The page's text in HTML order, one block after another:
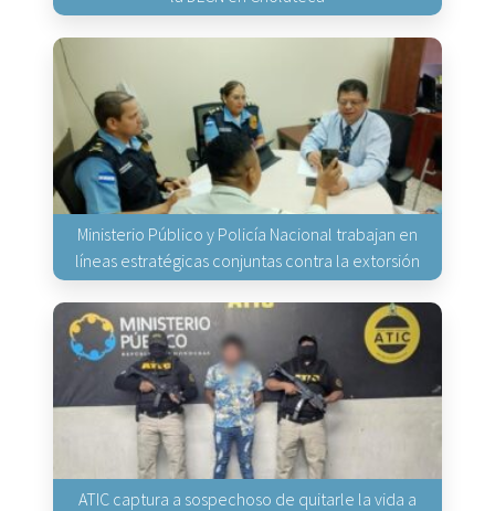
Ministerio Público y Policía Nacional trabajan en
líneas estratégicas conjuntas contra la extorsión
ATIC captura a sospechoso de quitarle la vida a